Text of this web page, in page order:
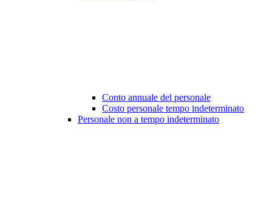
Conto annuale del personale
Costo personale tempo indeterminato
Personale non a tempo indeterminato